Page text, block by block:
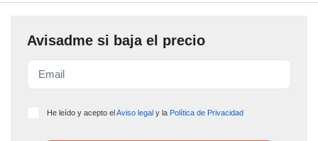
Avisadme si baja el precio
He leído y acepto elAviso legal y la Política de Privacidad